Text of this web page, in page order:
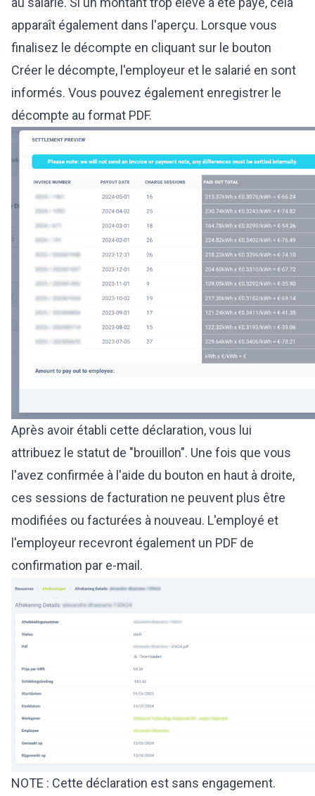
apparaît également dans l'aperçu. Lorsque vous
finalisez le décompte en cliquant sur le bouton
Créer le décompte, l'employeur et le salarié en sont
informés. Vous pouvez également enregistrer le
décompte au format PDF.
Après avoir établi cette déclaration, vous lui
attribuez le statut de "brouillon". Une fois que vous
l'avez confirmée à l'aide du bouton en haut à droite,
ces sessions de facturation ne peuvent plus être
modifiées ou facturées à nouveau. L'employé et
l'employeur recevront également un PDF de
confirmation par e-mail.
NOTE : Cette déclaration est sans engagement.